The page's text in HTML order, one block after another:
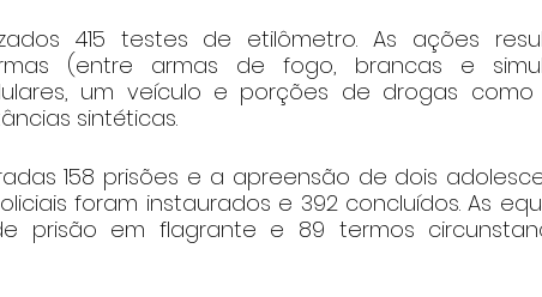
415 testes de etilômetro. As ações
(entre armas de fogo, brancas e
um veículo e porções de drogas como
sintéticas.
158 prisões e a apreensão de dois
foram instaurados e 392 concluídos. As
prisão em flagrante e 89 termos